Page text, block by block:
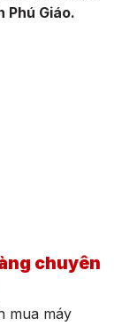
Phú Giáo.
chuyên
mua máy